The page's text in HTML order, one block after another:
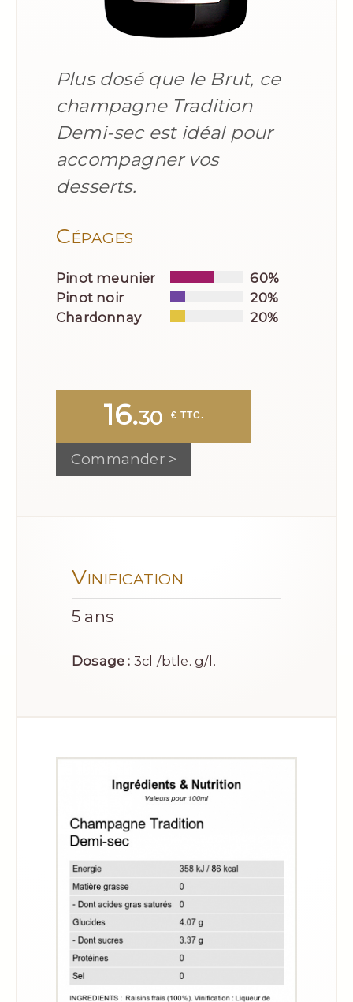
Plus dosé que le Brut, ce
champagne Tradition
Demi-sec est idéal pour
accompagner vos
desserts.
Cépages
Pinot meunier
60%
Pinot noir
20%
Chardonnay
20%
16.30  € TTC.
Commander >
Vinification
5 ans
Dosage : 3cl /btle. g/l.